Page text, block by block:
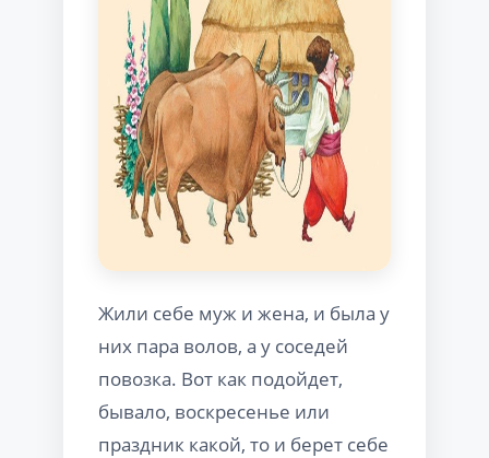
Жили себе муж и жена, и была у
них пара волов, а у соседей
повозка. Вот как подойдет,
бывало, воскресенье или
праздник какой, то и берет себе